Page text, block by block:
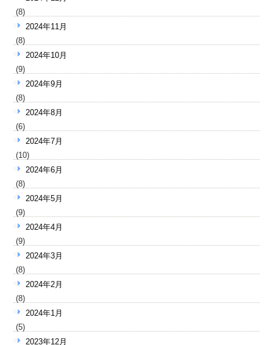
(8)
2024年11月
(8)
2024年10月
(9)
2024年9月
(8)
2024年8月
(6)
2024年7月
(10)
2024年6月
(8)
2024年5月
(9)
2024年4月
(9)
2024年3月
(8)
2024年2月
(8)
2024年1月
(5)
2023年12月